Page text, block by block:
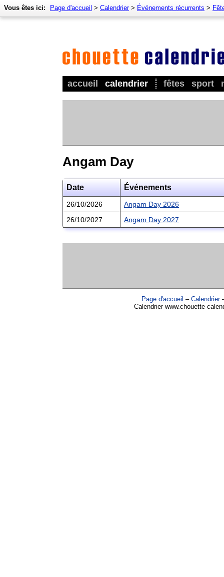
accueil calendrier fêtes sport
Vous êtes ici: Page d'accueil > Calendrier> Événements récurrents >
Angam Day
Date Événements
26/10/2026
Angam Day 2026
26/10/2027
Angam Day 2027
Page d'accueil – Calendrier
Calendrier www.chouette-